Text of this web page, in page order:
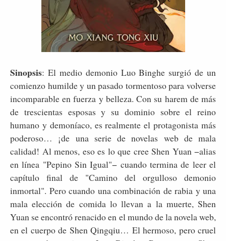
Sinopsis: El medio demonio Luo Binghe surgió de un
comienzo humilde y un pasado tormentoso para volverse
incomparable en fuerza y belleza. Con su harem de más
de trescientas esposas y su dominio sobre el reino
humano y demoníaco, es realmente el protagonista más
poderoso… ¡de una serie de novelas web de mala
calidad! Al menos, eso es lo que cree Shen Yuan −alias
en línea "Pepino Sin Igual"− cuando termina de leer el
capítulo final de "Camino del orgulloso demonio
inmortal". Pero cuando una combinación de rabia y una
mala elección de comida lo llevan a la muerte, Shen
Yuan se encontró renacido en el mundo de la novela web,
en el cuerpo de Shen Qingqiu… El hermoso, pero cruel